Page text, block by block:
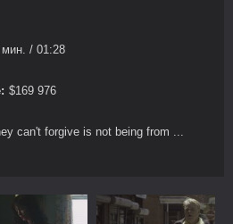
мин. / 01:28
$169 976
can't forgive is not being from ...